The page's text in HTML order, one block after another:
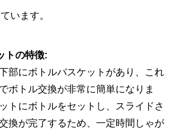
います。
トの特徴:
部にボトルバスケットがあり、これ
ボトル交換が非常に簡単になりま
トにボトルをセットし、スライドさ
換が完了するため、一定時間しゃが